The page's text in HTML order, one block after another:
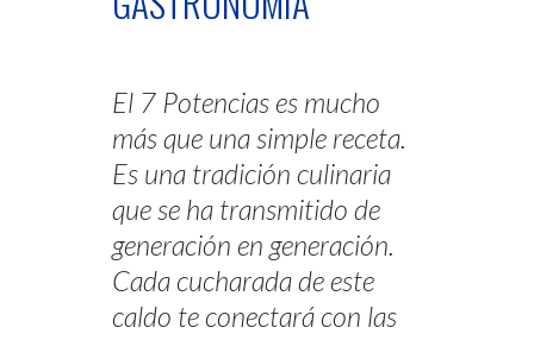
El 7 Potencias es mucho
más que una simple receta.
Es una tradición culinaria
que se ha transmitido de
generación en generación.
Cada cucharada de este
caldo te conectará con las